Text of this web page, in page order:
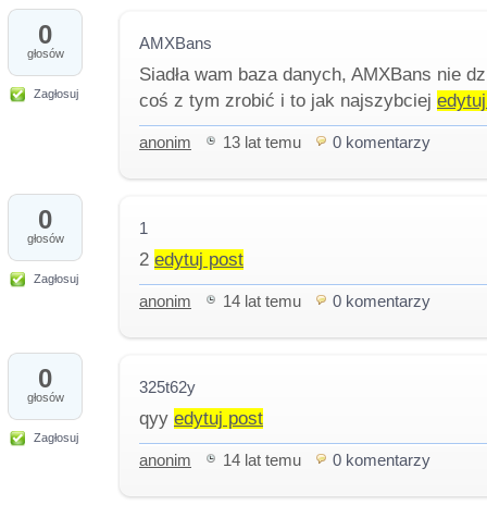
0
głosów
Zagłosuj
AMXBans
Siadła wam baza danych, AMXBans nie
coś z tym zrobić i to jak najszybciej
anonim 13 lat temu 0 komentarzy
0
głosów
Zagłosuj
1
2 edytuj post
anonim 14 lat temu 0 komentarzy
0
głosów
Zagłosuj
325t62y
qyy edytuj post
anonim 14 lat temu 0 komentarzy